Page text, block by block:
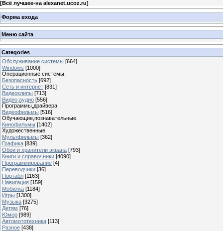
[Всё лучшее-на alexanet.ucoz.ru]
Форма входа
Меню сайта
Categories
Обслуживание системы [664]
Windows [1000]
Операционные системы.
Безопасность [692]
Сеть и интернет [831]
Видеоклипы [713]
Видео,аудио [556]
Программы,драйвера.
Видеофильмы [516]
Обучающие,познавательные.
Кинофильмы [1402]
Художественные.
Мультфильмы [362]
Графика [839]
Обои и хранители экрана [793]
Книги и справочники [4090]
Программирование [4]
Переводчики [36]
Портабл [1163]
Навигация [159]
Мобилка [1184]
Игры [1300]
Музыка [3275]
Детям [76]
Юмор [989]
Автомототехника [113]
Разное [438]